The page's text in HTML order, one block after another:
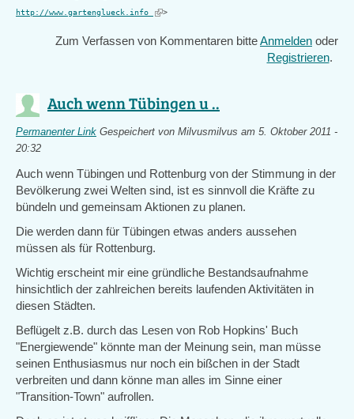
http://www.gartenglueck.info
(link
external)
>
Zum Verfassen von Kommentaren bitteAnmelden oder
Registrieren.
Auch wenn Tübingen u ..
Permanenter Link Gespeichert von Milvusmilvus am 5. Oktober 2011 -
20:32
Auch wenn Tübingen und Rottenburg von der Stimmung in der
Bevölkerung zwei Welten sind, ist es sinnvoll die Kräfte zu
bündeln und gemeinsam Aktionen zu planen.
Die werden dann für Tübingen etwas anders aussehen
müssen als für Rottenburg.
Wichtig erscheint mir eine gründliche Bestandsaufnahme
hinsichtlich der zahlreichen bereits laufenden Aktivitäten in
diesen Städten.
Beflügelt z.B. durch das Lesen von Rob Hopkins' Buch
"Energiewende" könnte man der Meinung sein, man müsse
seinen Enthusiasmus nur noch ein bißchen in der Stadt
verbreiten und dann könne man alles im Sinne einer
"Transition-Town" aufrollen.